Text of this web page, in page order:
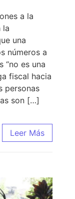
a la
la
una
números a
“no es una
fiscal hacia
personas
son […]
Leer Más